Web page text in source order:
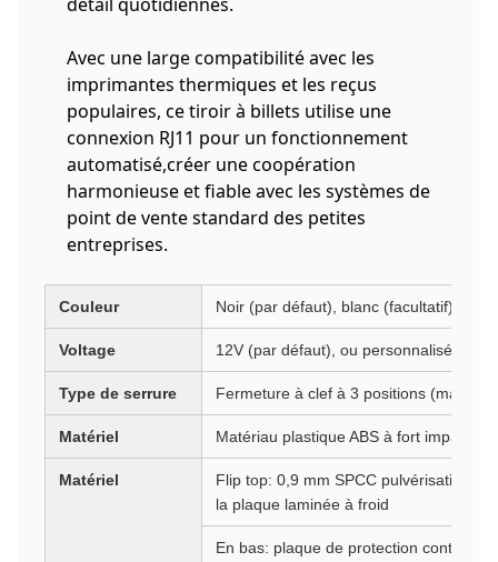
Avec une large compatibilité avec les
imprimantes thermiques et les reçus
populaires, ce tiroir à billets utilise une
connexion RJ11 pour un fonctionnement
automatisé,créer une coopération
harmonieuse et fiable avec les systèmes de
point de vente standard des petites
entreprises.
Couleur Noir (par défaut), blanc (facultatif)
Voltage 12V (par défaut), ou personnalisé
Type de serrure Fermeture à clef à 3 positions
Matériel Matériau plastique ABS à fort impact
Matériel
Flip top: 0,9 mm SPCC pulvérisation
la plaque laminée à froid
En bas: plaque de protection contre les